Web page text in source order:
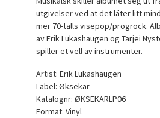
utgivelser ved at det låter litt
mer 70-talls visepop/progrock.
av Erik Lukashaugen og Tarjei
spiller et vell av instrumenter.
Artist: Erik Lukashaugen
Label: Øksekar
Katalognr: ØKSEKARLP06
Format: Vinyl